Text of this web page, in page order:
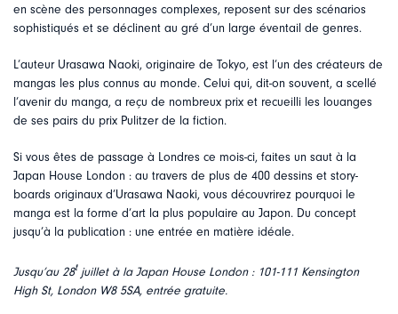
en scène des personnages complexes, reposent sur des scénarios
sophistiqués et se déclinent au gré d’un large éventail de genres.
L’auteur Urasawa Naoki, originaire de Tokyo, est l’un des créateurs de
mangas les plus connus au monde. Celui qui, dit-on souvent, a scellé
l’avenir du manga, a reçu de nombreux prix et recueilli les louanges
de ses pairs du prix Pulitzer de la fiction.
Si vous êtes de passage à Londres ce mois-ci, faites un saut à la
Japan House London : au travers de plus de 400 dessins et story-
boards originaux d’Urasawa Naoki, vous découvrirez pourquoi le
manga est la forme d’art la plus populaire au Japon. Du concept
jusqu’à la publication : une entrée en matière idéale.
Jusqu’au 28t juillet à la Japan House London : 101-111 Kensington
High St, London W8 5SA, entrée gratuite.